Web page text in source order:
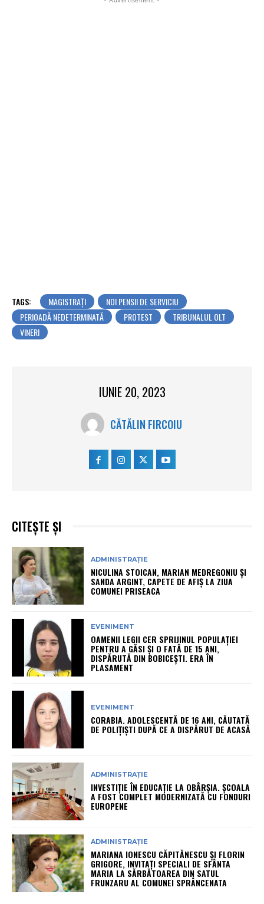
TAGS: MAGISTRAȚI
NOI PENSII DE SERVICIU
PERIOADĂ NEDETERMINATĂ
PROTEST
TRIBUNALUL OLT
VINERI
IUNIE 20, 2023
CĂTĂLIN FIRCOIU
CITEȘTE ȘI
ADMINISTRAȚIE
NICULINA STOICAN, MARIAN MEDREGONIU ȘI
SANDA ARGINT, CAPETE DE AFIȘ LA ZIUA
COMUNEI PRISEACA
EVENIMENT
OAMENII LEGII CER SPRIJINUL POPULAȚIEI
PENTRU A GĂSI ȘI O FATĂ DE 15 ANI,
DISPĂRUTĂ DIN BOBICEȘTI. ERA ÎN
PLASAMENT
EVENIMENT
CORABIA. ADOLESCENTĂ DE 16 ANI, CĂUTATĂ
DE POLIȚIȘTI DUPĂ CE A DISPĂRUT DE ACASĂ
ADMINISTRAȚIE
INVESTIȚIE ÎN EDUCAȚIE LA OBÂRȘIA. ȘCOALA
A FOST COMPLET MODERNIZATĂ CU FONDURI
EUROPENE
ADMINISTRAȚIE
MARIANA IONESCU CĂPITĂNESCU ȘI FLORIN
GRIGORE, INVITAȚI SPECIALI DE SFÂNTA
MARIA LA SĂRBĂTOAREA DIN SATUL
FRUNZARU AL COMUNEI SPRÂNCENATA